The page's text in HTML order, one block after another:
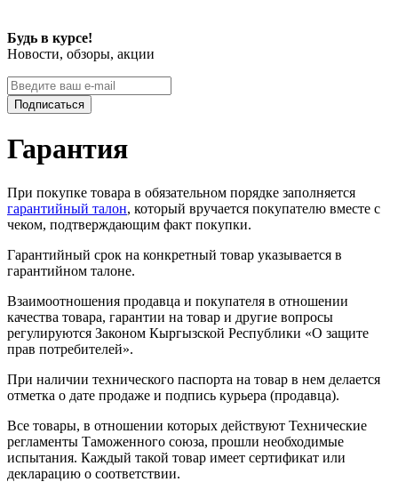
Будь в курсе!
Новости, обзоры, акции
Подписаться
Гарантия
При покупке товара в обязательном порядке заполняется
гарантийный талон, который вручается покупателю вместе с
чеком, подтверждающим факт покупки.
Гарантийный срок на конкретный товар указывается в
гарантийном талоне.
Взаимоотношения продавца и покупателя в отношении
качества товара, гарантии на товар и другие вопросы
регулируются Законом Кыргызской Республики «О защите
прав потребителей».
При наличии технического паспорта на товар в нем делается
отметка о дате продаже и подпись курьера (продавца).
Все товары, в отношении которых действуют Технические
регламенты Таможенного союза, прошли необходимые
испытания. Каждый такой товар имеет сертификат или
декларацию о соответствии.